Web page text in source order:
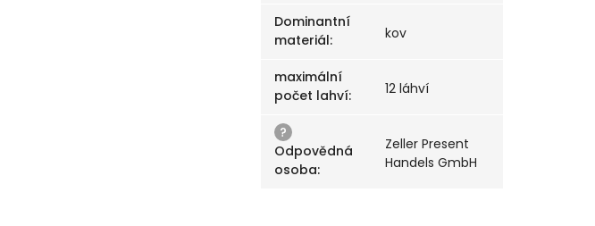
Dominantní
materiál: kov
maximální
počet lahví: 12 láhví
?
Odpovědná
osoba:
Zeller Present
Handels GmbH